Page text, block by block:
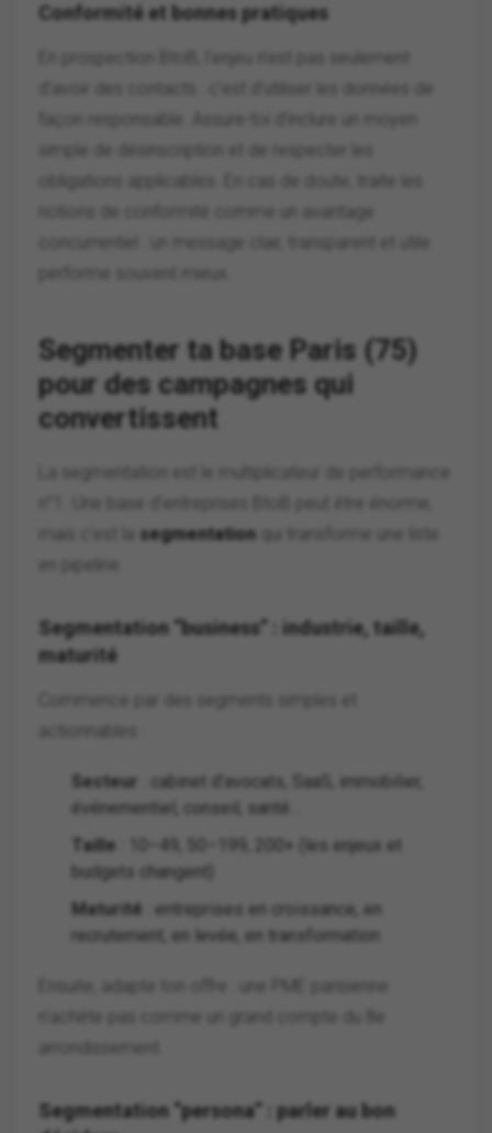
Conformité et bonnes pratiques
obligations applicables. En cas de doute, traite les
notions de conformité comme un avantage
concurrentiel : un message clair, transparent et utile
Segmenter ta base Paris (75)
pour des campagnes qui
convertissent
La segmentation est le multiplicateur de performance
segmentation qui transforme une liste
Segmentation “business” : industrie, taille,
maturité
Commence par des segments simples et
Secteur
: cabinet d’avocats, SaaS, immobilier,
événementiel, conseil, santé…
Taille : 10–49, 50–199, 200+ (les enjeux et
budgets changent)
Maturité
: entreprises en croissance, en
recrutement, en levée, en transformation
Ensuite, adapte ton offre : une PME parisienne
n’achète pas comme un grand compte du 8e
arrondissement.
Segmentation “persona” : parler au bon